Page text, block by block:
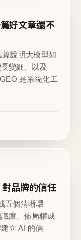
好文章還不
說明大模型如
變細、以及
是系統化工
品牌的信任
五個清晰環
庫、佈局權威
立 AI 的信